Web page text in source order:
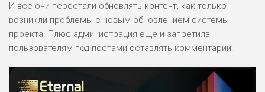
И все они перестали обновлять контент, как только
возникли проблемы с новым обновлением системы
проекта. Плюс администрация еще и запретила
пользователям под постами оставлять комментарии.